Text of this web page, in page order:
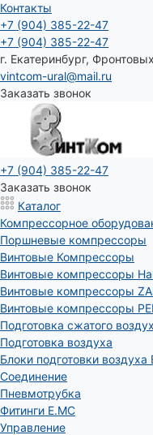
Контакты
+7 (904) 385-22-47
+7 (904) 385-22-47
г. Екатеринбург,
vintcom-ural@mail.ru
Заказать звонок
+7 (904) 385-22-47
Заказать звонок
Каталог
Компрессорное
Поршневые компрессоры
Винтовые Компрессоры
Винтовые компрессоры
Винтовые компрессоры
Винтовые компрессоры
Подготовка сжатого
Подготовка воздуха
Блоки подготовки воздуха
Соединение
Пневмотрубка
Фитинги E.MC
Управление